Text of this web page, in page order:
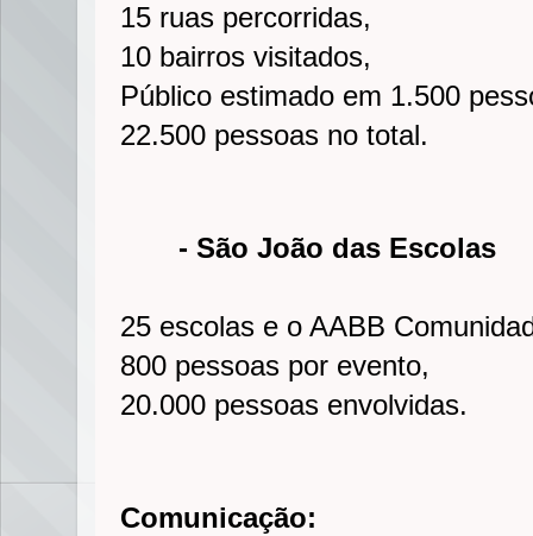
15 ruas percorridas,
10 bairros visitados,
Público estimado em 1.500
22.500 pessoas no total.
- São João das Escolas
25 escolas e o AABB
800 pessoas por evento,
20.000 pessoas envolvidas.
Comunicação: